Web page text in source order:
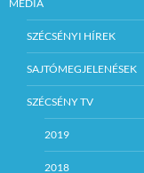
MÉDIA
SZÉCSÉNYI HÍREK
SAJTÓMEGJELENÉSEK
SZÉCSÉNY TV
2019
2018